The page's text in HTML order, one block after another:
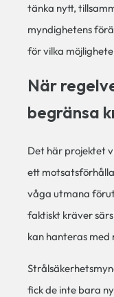
tänka nytt,
myndighetens
för vilka
När
begränsa
Det här projektet
ett
våga utmana
faktiskt kräver
kan hanteras
fick de inte bara